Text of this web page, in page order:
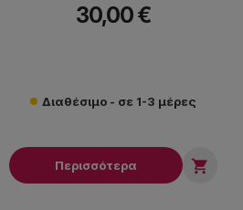
30,00 €
Διαθέσιμο - σε 1-3 μέρες
Περισσότερα 